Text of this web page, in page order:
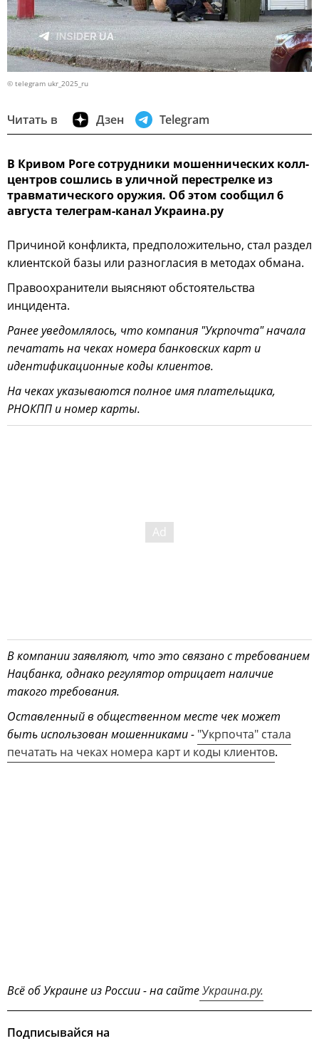
© telegram ukr_2025_ru
Читать в Дзен Telegram
В Кривом Роге сотрудники мошеннических колл-
центров сошлись в уличной перестрелке из
травматического оружия. Об этом сообщил 6
августа телеграм-канал Украина.ру
Причиной конфликта, предположительно, стал раздел
клиентской базы или разногласия в методах обмана.
Правоохранители выясняют обстоятельства
инцидента.
Ранее уведомлялось, что компания "Укрпочта" начала
печатать на чеках номера банковских карт и
идентификационные коды клиентов.
На чеках указываются полное имя плательщика,
РНОКПП и номер карты.
В компании заявляют, что это связано с требованием
Нацбанка, однако регулятор отрицает наличие
такого требования.
Оставленный в общественном месте чек может
быть использован мошенниками - "Укрпочта" стала
печатать на чеках номера карт и коды клиентов.
Всё об Украине из России - на сайтеУкраина.ру.
Подписывайся на